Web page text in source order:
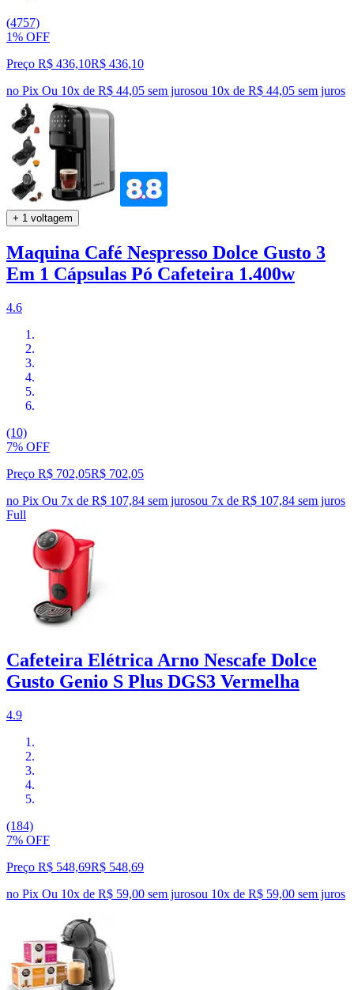
(4757)
1% OFF
Preço R$ 436,10R$ 436,10
no Pix Ou 10x de R$ 44,05 sem jurosou 10x de R$ 44,05 sem juros
+ 1 voltagem
Maquina Café Nespresso Dolce Gusto 3
Em 1 Cápsulas Pó Cafeteira 1.400w
4.6
(10)
7% OFF
Preço R$ 702,05R$ 702,05
no Pix Ou 7x de R$ 107,84 sem jurosou 7x de R$ 107,84 sem juros
Full
Cafeteira Elétrica Arno Nescafe Dolce
Gusto Genio S Plus DGS3 Vermelha
4.9
(184)
7% OFF
Preço R$ 548,69R$ 548,69
no Pix Ou 10x de R$ 59,00 sem jurosou 10x de R$ 59,00 sem juros